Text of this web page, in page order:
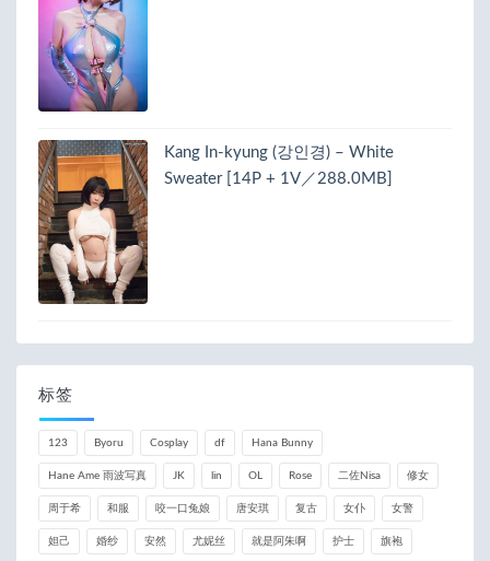
Kang In-kyung (강인경) – White
Sweater [14P + 1V／288.0MB]
标签
123 Byoru Cosplay df Hana Bunny
Hane Ame 雨波写真 JK lin OL Rose 二佐Nisa 修女
周于希 和服 咬一口兔娘 唐安琪 复古 女仆 女警
妲己 婚纱 安然 尤妮丝 就是阿朱啊 护士 旗袍